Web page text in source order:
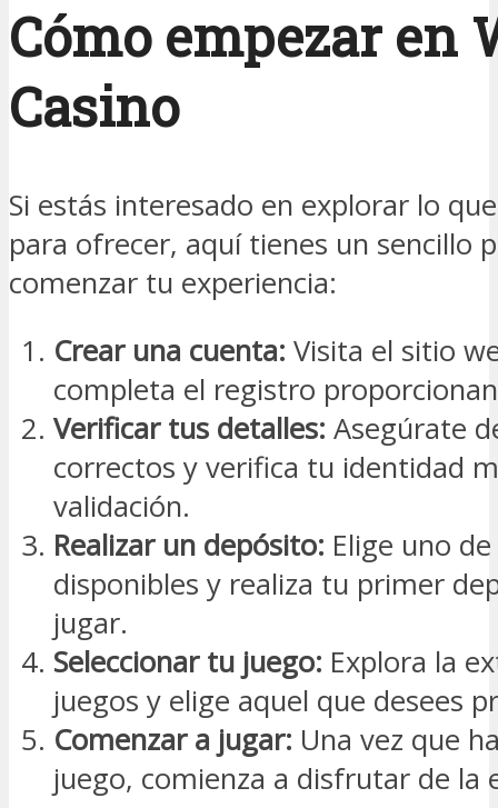
Cómo empezar en
Casino
Si estás interesado en explorar lo
para ofrecer, aquí tienes un sencillo
comenzar tu experiencia:
Crear una cuenta: Visita el sitio
completa el registro
Verificar tus detalles: Asegúrate
correctos y verifica tu identidad
validación.
Realizar un depósito: Elige uno
disponibles y realiza tu primer
jugar.
Seleccionar tu juego: Explora la
juegos y elige aquel que desees
Comenzar a jugar: Una vez que
juego, comienza a disfrutar de la